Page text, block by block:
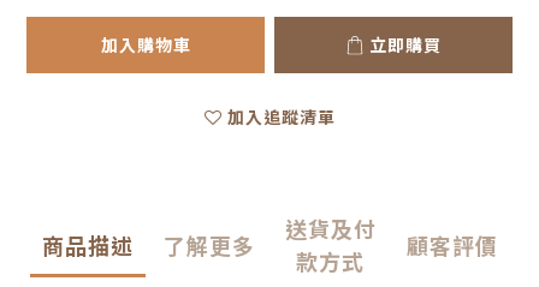
加入購物車 立即購買
加入追蹤清單
商品描述 了解更多
送貨及付
款方式
顧客評價